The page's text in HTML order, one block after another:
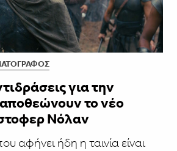
για την
το νέο
Νόλαν
αφήνει ήδη η ταινία είναι